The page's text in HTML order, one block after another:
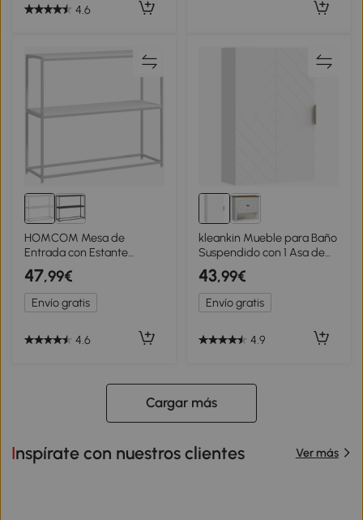
4.6
HOMCOM Mesa de
Entrada con Estante
Abierto y Estructura de
Acero Antivuelco para
Salón Pasillo 100x30x87 cm
Blanco
47,99€
Envío gratis
4.6
kleankin Mueble para Baño
Suspendido con 1 Asa de
Acero y Estantes Ajustables
Estilo Moderno 40x15x60
cm Blanco
43,99€
Envío gratis
4.9
Cargar más
Inspírate con nuestros clientes Ver más